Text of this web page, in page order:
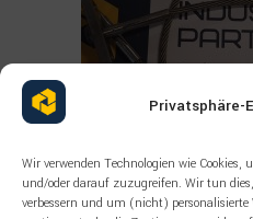
Privatsphäre-
Wir verwenden Technologien wie
und/oder darauf zuzugreifen. Wir tun
verbessern und um (nicht)